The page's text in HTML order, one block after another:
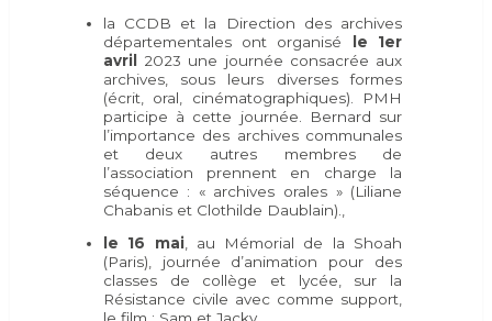
la CCDB et la Direction des archives
départementales ont organisé
le 1er
avril
2023 une journée consacrée aux
archives, sous leurs diverses formes
(écrit, oral, cinématographiques). PMH
participe à cette journée. Bernard sur
l’importance des archives communales
et deux autres membres de
l’association prennent en charge la
séquence : « archives orales » (Liliane
Chabanis et Clothilde Daublain).,
le 16 mai, au Mémorial de la Shoah
(Paris), journée d’animation pour des
classes de collège et lycée, sur la
Résistance civile avec comme support,